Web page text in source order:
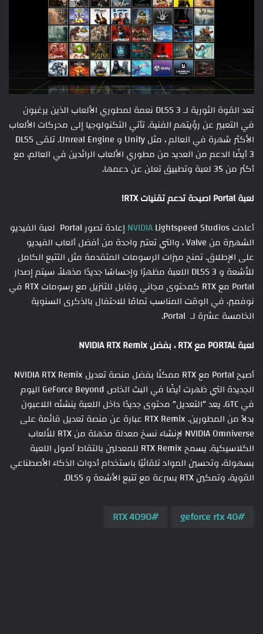
تعد القوة الثورية لـ DLSS 3 نعمة لمطوري الألعاب الذين يرغبون
في التعبير عن رؤيتهم الفنية. تأتي التكنولوجيا إلى محركات الألعاب
الأكثر شهرة في العالم ، مثل Unity و Unreal Engine. تلقى DLSS
3 أيضًا الدعم من العديد من مطوري الألعاب الرائدين في العالم، مع
أكثر من 35 لعبة وتطبيق تعلن عن دعمها.
لعبة Portal اصبحة تدعم تقنيات RTX!
أعادت
NVIDIA
Lightspeed Studios إعادة تصور Portal لعبة الفيديو
الشهيرة من Valve ، والتي تعتبر واحدة من أفضل ألعاب الفيديو
على الإطلاق. تمنح ميزات الرسومات المتقدمة مثل التتبع الكامل
للأشعة و DLSS 3 اللعبة مظهرًا وإحساسًا جديدًا مذهلاً. سيتم إصدار
Portal مع RTX كمحتوى مجاني وقابل للتنزيل مع رسومات RTX في
نوفمبر، في الوقت المناسب تمامًا للاحتفال بالذكرى السنوية
الخامسة عشرة لـ Portal.
لعبة PORTAL مع RTX ، بفضل NVIDIA RTX Remix
أصبح Portal مع RTX ممكنًا بفضل منصة تعديل NVIDIA RTX Remix
الجديدة التي ظهرت أيضًا في البث الخاص GeForce Beyond اليوم
في GTC. يعد “التعديل” محتوى جديدًا داخل اللعبة ينشئه اللاعبون
بدلاً من المطورين. RTX Remix عبارة عن منصة تعديل قائمة على
NVIDIA Omniverse لإنشاء نسخ معدلة مذهلة من RTX للألعاب
الكلاسيكية. يسمح RTX Remix للمعدلين بالتقاط أصول اللعبة
بسهولة، وتحسين المواد تلقائيًا باستخدام أدوات الذكاء الأصطناعي
القوية، وتمكين RTX بسرعة مع تتبع الأشعة و DLSS.
geforce rtx 40
RTX 4090